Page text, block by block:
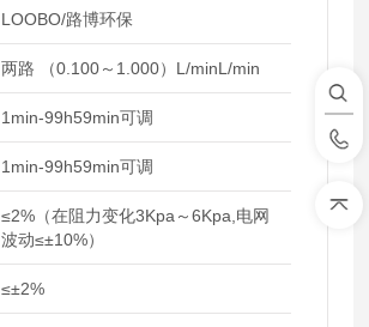
LOOBO/路博环保
两路 （0.100～1.000）L/minL/min
1min-99h59min可调
1min-99h59min可调
≤2%（在阻力变化3Kpa～6Kpa,电网
波动≤±10%）
≤±2%